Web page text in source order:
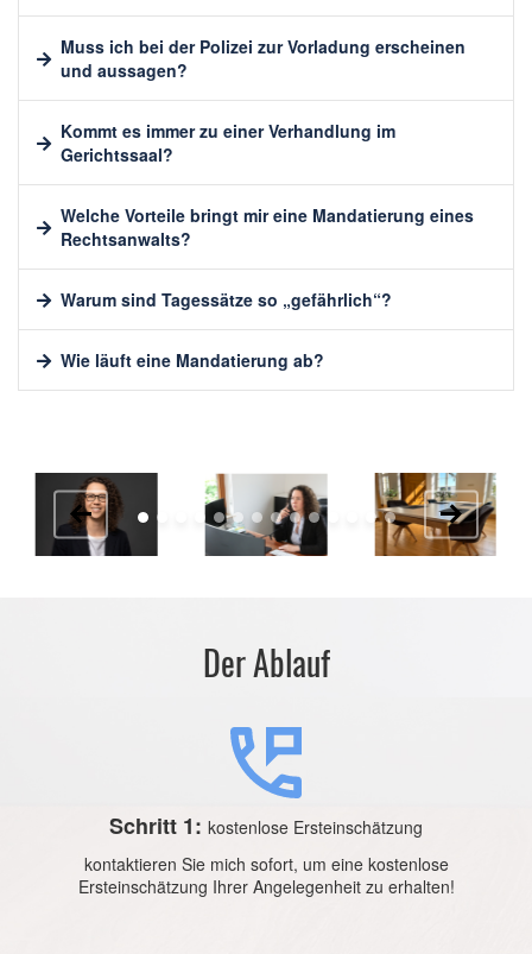
Muss ich bei der Polizei zur Vorladung erscheinen
und aussagen?
Kommt es immer zu einer Verhandlung im
Gerichtssaal?
Welche Vorteile bringt mir eine Mandatierung eines
Rechtsanwalts?
Warum sind Tagessätze so „gefährlich“?
Wie läuft eine Mandatierung ab?
Der Ablauf
Schritt 1: kostenlose Ersteinschätzung
kontaktieren Sie mich sofort, um eine kostenlose
Ersteinschätzung Ihrer Angelegenheit zu erhalten!